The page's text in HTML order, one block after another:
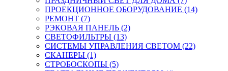
ПРОЕКЦИОННОЕ ОБОРУДОВАНИЕ (14)
РЕМОНТ (7)
РЭКОВАЯ ПАНЕЛЬ (2)
СВЕТОФИЛЬТРЫ (13)
СИСТЕМЫ УПРАВЛЕНИЯ СВЕТОМ (22)
СКАНЕРЫ (1)
СТРОБОСКОПЫ (5)